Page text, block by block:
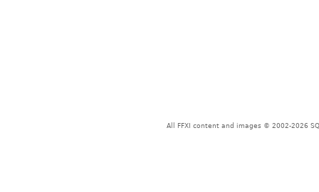
All FFXI content and images © 2002-2026